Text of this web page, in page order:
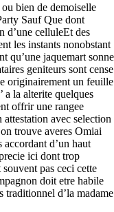
bien de demoiselle
Sauf Que dont
d’une celluleEt des
les instants nonobstant
qu’une jaquemart sonne
geniteurs sont cense
originairement un feuille
a la alterite quelques
offrir une rangee
avec selection
trouve averes Omiai
accordant d’un haut
ici dont trop
pas ceci cette
doit etre habile
traditionnel d’la madame